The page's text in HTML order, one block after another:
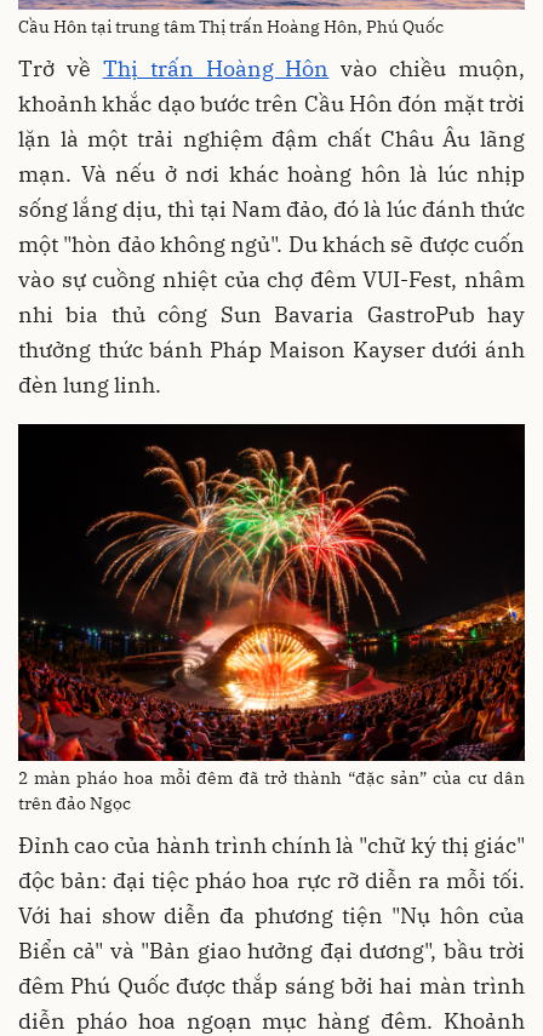
Cầu Hôn tại trung tâm Thị trấn Hoàng Hôn, Phú Quốc
Trở về Thị trấn Hoàng Hôn vào chiều muộn,
khoảnh khắc dạo bước trên Cầu Hôn đón mặt trời
lặn là một trải nghiệm đậm chất Châu Âu lãng
mạn. Và nếu ở nơi khác hoàng hôn là lúc nhịp
sống lắng dịu, thì tại Nam đảo, đó là lúc đánh thức
một "hòn đảo không ngủ". Du khách sẽ được cuốn
vào sự cuồng nhiệt của chợ đêm VUI-Fest, nhâm
nhi bia thủ công Sun Bavaria GastroPub hay
thưởng thức bánh Pháp Maison Kayser dưới ánh
đèn lung linh.
2 màn pháo hoa mỗi đêm đã trở thành “đặc sản” của cư dân
trên đảo Ngọc
Đỉnh cao của hành trình chính là "chữ ký thị giác"
độc bản: đại tiệc pháo hoa rực rỡ diễn ra mỗi tối.
Với hai show diễn đa phương tiện "Nụ hôn của
Biển cả" và "Bản giao hưởng đại dương", bầu trời
đêm Phú Quốc được thắp sáng bởi hai màn trình
diễn pháo hoa ngoạn mục hàng đêm. Khoảnh